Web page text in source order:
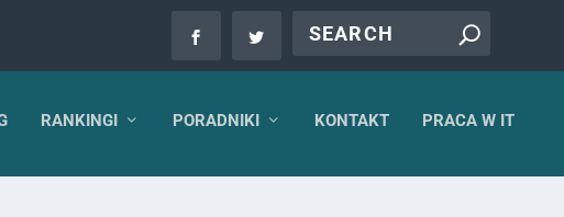
RANKINGI PORADNIKI KONTAKT PRACA W IT